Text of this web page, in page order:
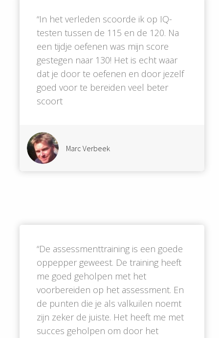
“In het verleden scoorde ik op IQ-
testen tussen de 115 en de 120. Na
een tijdje oefenen was mijn score
gestegen naar 130! Het is echt waar
dat je door te oefenen en door jezelf
goed voor te bereiden veel beter
scoort
Marc Verbeek
“De assessmenttraining is een goede
oppepper geweest. De training heeft
me goed geholpen met het
voorbereiden op het assessment. En
de punten die je als valkuilen noemt
zijn zeker de juiste. Het heeft me met
succes geholpen om door het